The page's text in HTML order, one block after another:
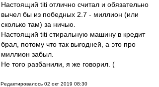
Настоящий titi отлично считал и обязательно
вычел бы из победных 2.7 - миллион (или
сколько там) за ничью.
Настоящий titi стиральную машину в кредит
брал, потому что так выгодней, а это про
миллион забыл.
Не того разбанили, я же говорил. (
Редактировалось 02 окт 2019 08:30